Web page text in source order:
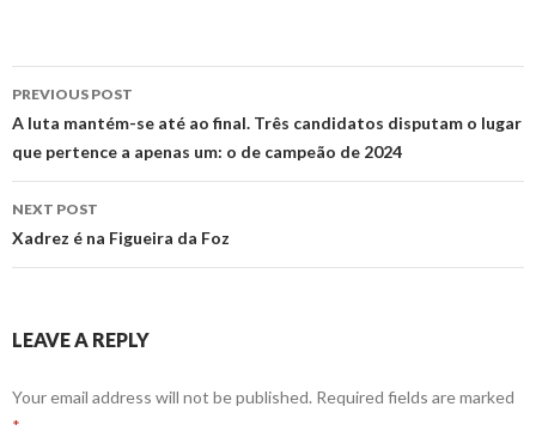
PREVIOUS POST
A luta mantém-se até ao final. Três candidatos disputam o lugar
que pertence a apenas um: o de campeão de 2024
NEXT POST
Xadrez é na Figueira da Foz
LEAVE A REPLY
Your email address will not be published. Required fields are marked
*